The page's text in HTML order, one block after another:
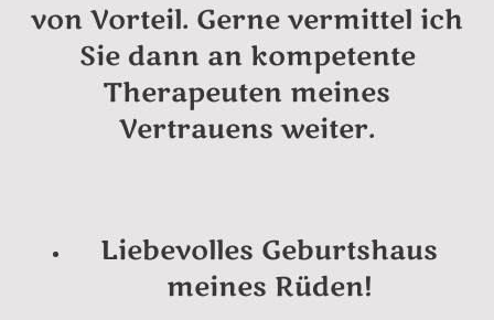
von Vorteil. Gerne vermittel ich
Sie dann an kompetente
Therapeuten meines
Vertrauens weiter.
Liebevolles Geburtshaus
meines Rüden!